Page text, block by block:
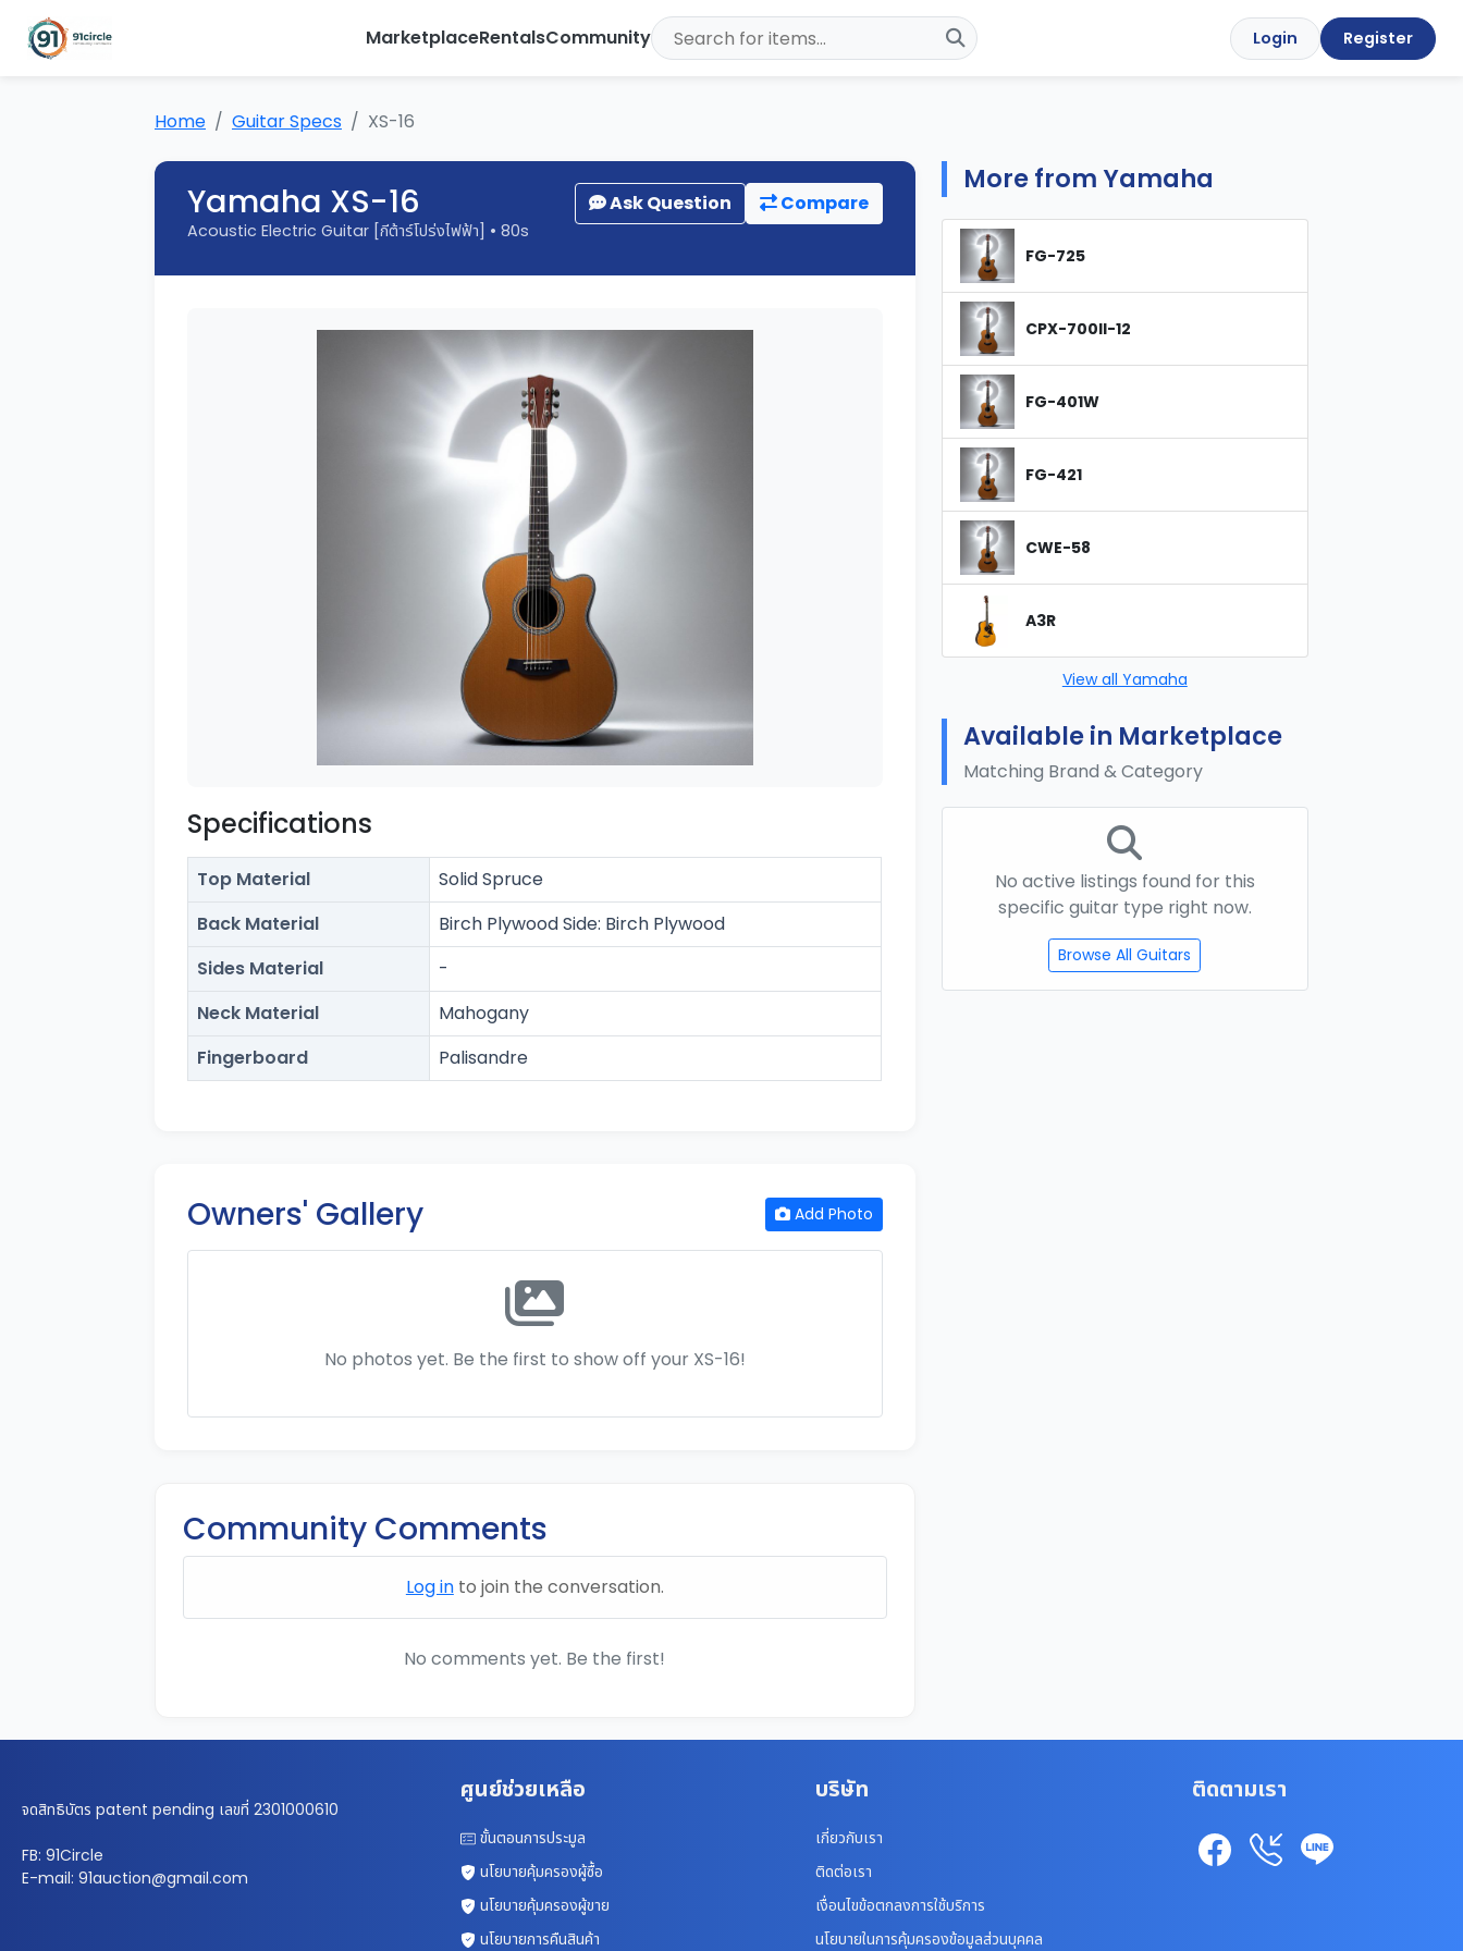
MarketplaceRentalsCommunity Login Register
Home Guitar Specs XS-16
Yamaha XS-16
Acoustic Electric Guitar [กีต้าร์โปร่งไฟฟ้า] • 80s
Ask Question Compare
Specifications
Top Material
Solid Spruce
Back Material
Birch Plywood Side: Birch Plywood
Sides Material
-
Neck Material
Mahogany
Fingerboard
Palisandre
Owners' Gallery Add Photo
No photos yet. Be the first to show off your XS-16!
Community Comments
Log into join the conversation.
No comments yet. Be the first!
More from Yamaha
FG-725
CPX-700II-12
FG-401W
FG-421
CWE-58
A3R
View all Yamaha
Available in Marketplace
Matching Brand & Category
No active listings found for this
specific guitar type right now.
Browse All Guitars
จดสิทธิบัตร patent pending เลขที่ 2301000610
FB: 91Circle
E-mail: 91auction@gmail.com
ศูนย์ช่วยเหลือ
ขั้นตอนการประมูล
นโยบายคุ้มครองผู้ซื้อ
นโยบายคุ้มครองผู้ขาย
นโยบายการคืนสินค้า
บริษัท
เกี่ยวกับเรา
ติดต่อเรา
เงื่อนไขข้อตกลงการใช้บริการ
นโยบายในการคุ้มครองข้อมูลส่วนบุคคล
ติดตามเรา